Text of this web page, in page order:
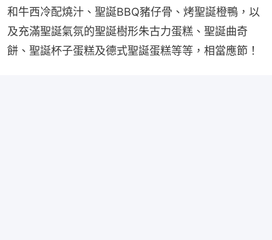
和牛西冷配燒汁、聖誕BBQ豬仔骨、烤聖誕橙鴨，以
及充滿聖誕氣氛的聖誕樹形朱古力蛋糕、聖誕曲奇
餅、聖誕杯子蛋糕及德式聖誕蛋糕等等，相當應節！